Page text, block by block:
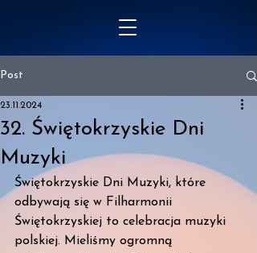
Post
32. Świętokrzyskie Dni
Muzyki
23.11.2024
Świętokrzyskie Dni Muzyki, które
odbywają się w Filharmonii
Świętokrzyskiej to celebracja muzyki
polskiej. Mieliśmy ogromną